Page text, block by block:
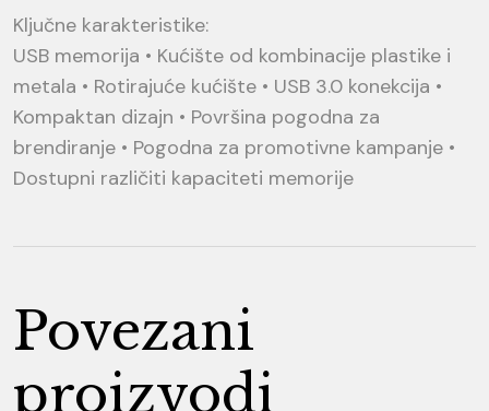
Ključne karakteristike:
USB memorija • Kućište od kombinacije plastike i
metala • Rotirajuće kućište • USB 3.0 konekcija •
Kompaktan dizajn • Površina pogodna za
brendiranje • Pogodna za promotivne kampanje •
Dostupni različiti kapaciteti memorije
Povezani
proizvodi